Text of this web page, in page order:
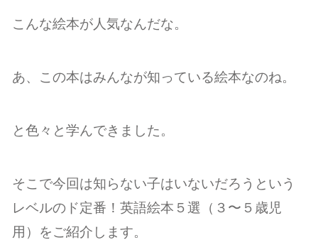
こんな絵本が人気なんだな。
あ、この本はみんなが知っている絵本なのね。
と色々と学んできました。
そこで今回は知らない子はいないだろうという
レベルのド定番！英語絵本５選（３〜５歳児
用）をご紹介します。